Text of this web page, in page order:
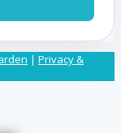
| Privacy &